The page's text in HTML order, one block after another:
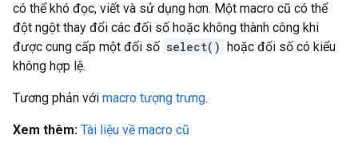
có thể khó đọc, viết và sử dụng hơn. Một macro cũ có thể
đột ngột thay đổi các đối số hoặc không thành công khi
được cung cấp một đối số select() hoặc đối số có kiểu
không hợp lệ.
Tương phản với macro tượng trưng.
Xem thêm: Tài liệu về macro cũ